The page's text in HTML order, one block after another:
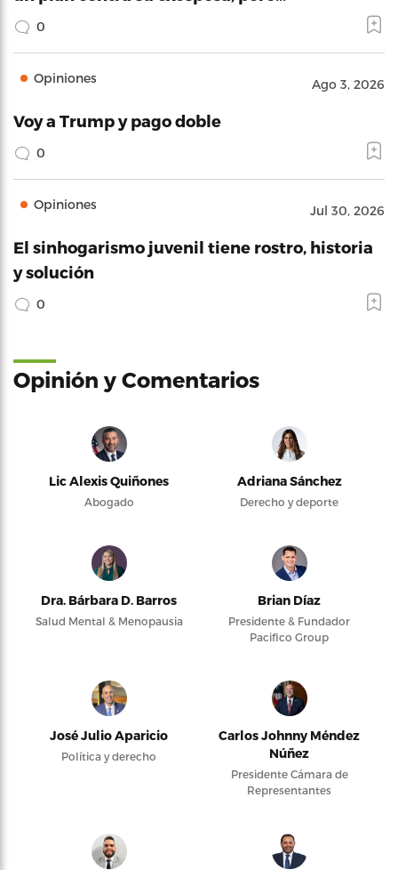
0
Opiniones Ago 3, 2026
Voy a Trump y pago doble
0
Opiniones Jul 30, 2026
El sinhogarismo juvenil tiene rostro, historia
y solución
0
Opinión y Comentarios
Lic Alexis Quiñones
Abogado
Adriana Sánchez
Derecho y deporte
Dra. Bárbara D. Barros
Salud Mental & Menopausia
Brian Díaz
Presidente & Fundador
Pacifico Group
José Julio Aparicio
Política y derecho
Carlos Johnny Méndez
Núñez
Presidente Cámara de
Representantes